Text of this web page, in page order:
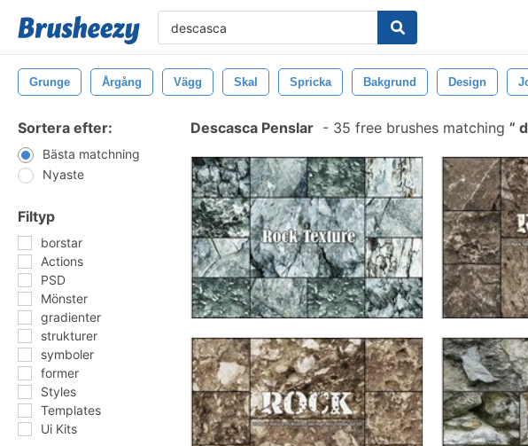
Grunge Årgång Vägg Skal Spricka Bakgrund Design
Sortera efter:
Bästa matchning
Nyaste
Filtyp
borstar
Actions
PSD
Mönster
gradienter
strukturer
symboler
former
Styles
Templates
Ui Kits
Descasca Penslar - 35 free brushes matching